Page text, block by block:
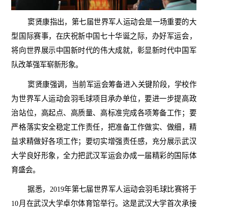
窦贤康指出，第七届世界军人运动会是一场重要的大
型国际赛事，在庆祝新中国七十华诞之际，办好军运会，
将向世界展示中国新时代的伟大成就，彰显新时代中国军
队改革强军崭新形象。
窦贤康强调，当前军运会筹备进入关键阶段，学校作
为世界军人运动会羽毛球项目承办单位，要进一步提高政
治站位，高起点、高质量、高标准完成各项筹备工作；要
严格落实安全稳定工作责任，把准备工作做实、做细，精
益求精做好各项工作；要切实增强责任感，充分展示武汉
大学良好形象，全力把武汉军运会办成一届精彩的国际体
育盛会。
据悉， 2019年第七届世界军人运动会羽毛球比赛将于
10月在武汉大学卓尔体育馆举行。这是武汉大学首次承接